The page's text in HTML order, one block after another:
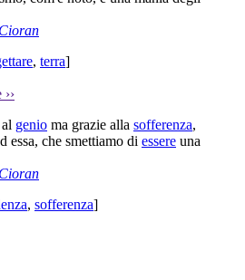
, terra]
››
genio ma grazie alla sofferenza,
essa, che smettiamo di essere una
, sofferenza]